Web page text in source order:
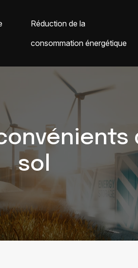
Réduction de la
consommation énergétique
sol